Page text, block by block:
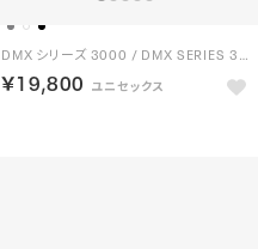
DMX シリーズ 3000 / DMX SERIES 3000 （ブラック/レッド）
￥19,800